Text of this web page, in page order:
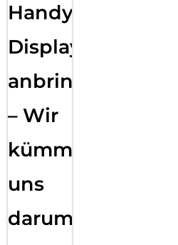
Handy
Displayfolie
anbringen
– Wir
kümmern
uns
darum!